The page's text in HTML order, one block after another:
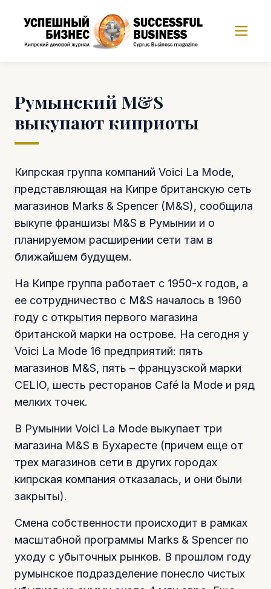
Румынский M&S
выкупают киприоты
Кипрская группа компаний Voici La Mode,
представляющая на Кипре британскую сеть
магазинов Marks & Spencer (M&S), сообщила
выкупе франшизы M&S в Румынии и о
планируемом расширении сети там в
ближайшем будущем.
На Кипре группа работает с 1950-х годов, а
ее сотрудничество с M&S началось в 1960
году с открытия первого магазина
британской марки на острове. На сегодня у
Voici La Mode 16 предприятий: пять
магазинов M&S, пять – французской марки
CELIO, шесть ресторанов Café la Mode и ряд
мелких точек.
В Румынии Voici La Mode выкупает три
магазина M&S в Бухаресте (причем еще от
трех магазинов сети в других городах
кипрская компания отказалась, и они были
закрыты).
Смена собственности происходит в рамках
масштабной программы Marks & Spencer по
уходу с убыточных рынков. В прошлом году
румынское подразделение понесло чистых